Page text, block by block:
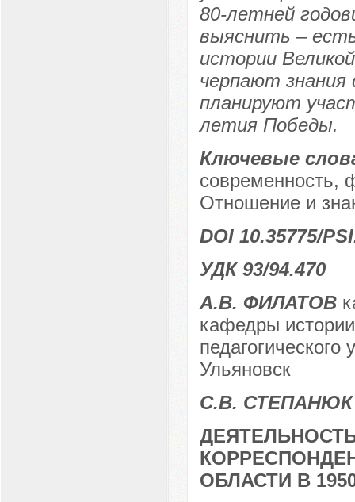
80-летней
выяснить –
истории
черпают знания
планируют
летия Победы.
Ключевые
современность,
Отношение и
DOI 10.35775/
УДК 93/94.470
А.В. ФИЛАТОВ
кафедры истории
Ульяновск
С.В. СТЕПАНЮК
ОБЛАСТИ В